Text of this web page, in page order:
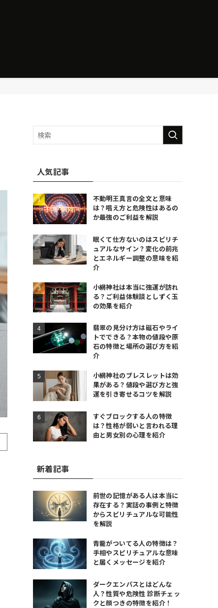
人気記事
不動明王真言の全文と意味
は？唱え方と危険性はあるの
か最強のご利益を解説
眠くて仕方ないのはスピリチ
ュアルなサイン？変化の前兆
とエネルギー調整の意味を紹
介
小網神社は本当に強運が訪れ
る？ご利益体験談としずく玉
の効果を紹介
翡翠の見分け方は磁石やライ
トでできる？本物の値段や原
石の特徴と場所の選び方を紹
介
小網神社のブレスレットは効
果がある？値段や選び方と強
運を引き寄せるコツを解説
すぐブロックする人の特徴
は？性格が弱いと言われる理
由と男女別の心理を紹介
新着記事
前世の記憶がある人は本当に
存在する？実話の事例と特徴
からスピリチュアルな可能性
を解説
青龍がついてる人の特徴は？
手相やスピリチュアルな意味
と届くメッセージを紹介
ダークエンパスとはどんな
人？性質や危険性 診断チェッ
クと顔つきの特徴を紹介！